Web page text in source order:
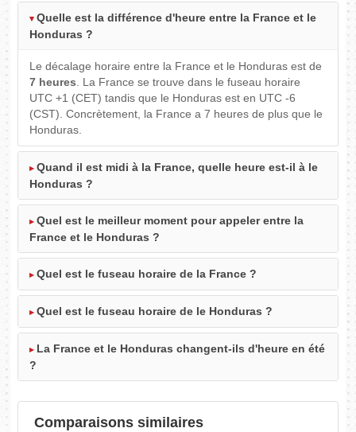
Quelle est la différence d'heure entre la France et le
Honduras ?
Le décalage horaire entre la France et le Honduras est de
7 heures. La France se trouve dans le fuseau horaire
UTC +1 (CET) tandis que le Honduras est en UTC -6
(CST). Concrètement, la France a 7 heures de plus que le
Honduras.
Quand il est midi à la France, quelle heure est-il à le
Honduras ?
Quel est le meilleur moment pour appeler entre la
France et le Honduras ?
Quel est le fuseau horaire de la France ?
Quel est le fuseau horaire de le Honduras ?
La France et le Honduras changent-ils d'heure en été
?
Comparaisons similaires